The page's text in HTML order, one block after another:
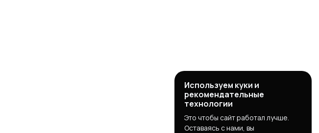
Используем куки и
рекомендательные
технологии
Это чтобы сайт работал лучше.
Оставаясь с нами, вы